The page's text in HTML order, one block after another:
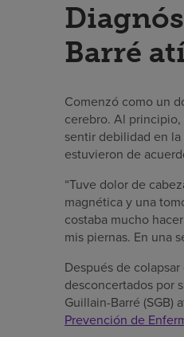
Barré
Comenzó como un
cerebro. Al
sentir debilidad en
estuvieron de
“Tuve dolor de
magnética y una
costaba mucho
mis piernas. En una
Después de
desconcertados por
Guillain-Barré (SGB)
Prevención de